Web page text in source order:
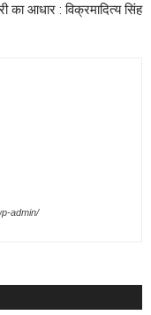
का आधार : विक्रमादित्य सिंह
admin/